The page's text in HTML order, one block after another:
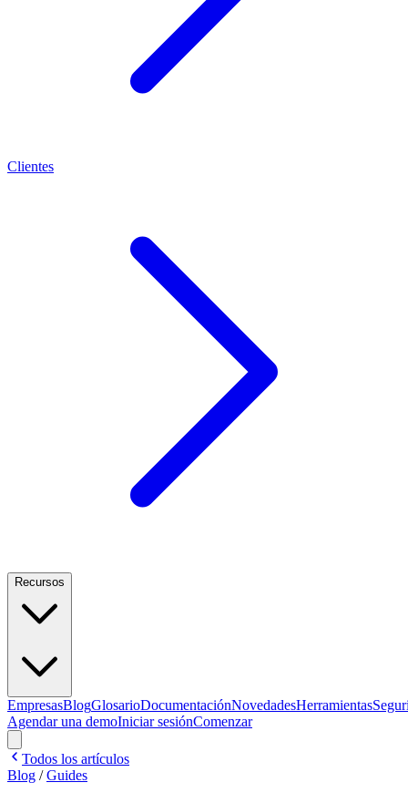
Clientes
Recursos
EmpresasBlogGlosarioDocumentaciónNovedadesHerramientas
Agendar una demoIniciar sesiónComenzar
Todos los artículos
Blog /Guides